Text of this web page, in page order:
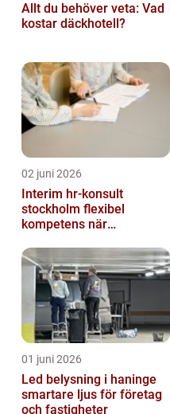
Allt du behöver veta: Vad
kostar däckhotell?
02 juni 2026
Interim hr-konsult
stockholm flexibel
kompetens när
01 juni 2026
Led belysning i haninge
smartare ljus för företag
och fastigheter